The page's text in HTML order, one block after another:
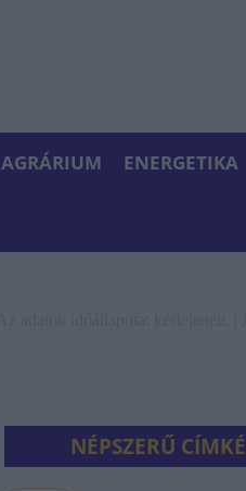
AGRÁRIUM ENERGETIKA
NÉPSZERŰ